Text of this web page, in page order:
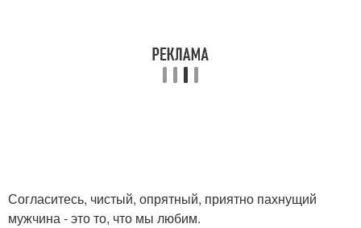
Согласитесь, чистый, опрятный, приятно пахнущий
мужчина - это то, что мы любим.